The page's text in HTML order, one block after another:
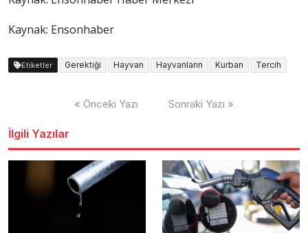
Kaynak: Ensonhaber
Etiketler Gerektiği Hayvan Hayvanların Kurban Tercih
« Önceki Yazı Sonraki Yazı »
İlgili Yazılar